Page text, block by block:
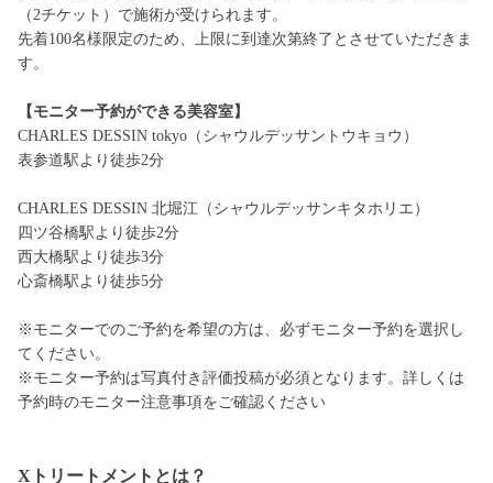
（2チケット）で施術が受けられます。
先着100名様限定のため、上限に到達次第終了とさせていただきま
す。
【モニター予約ができる美容室】
CHARLES DESSIN tokyo（シャウルデッサントウキョウ）
表参道駅より徒歩2分
CHARLES DESSIN 北堀江（シャウルデッサンキタホリエ）
四ツ谷橋駅より徒歩2分
西大橋駅より徒歩3分
心斎橋駅より徒歩5分
※モニターでのご予約を希望の方は、必ずモニター予約を選択し
てください。
※モニター予約は写真付き評価投稿が必須となります。詳しくは
予約時のモニター注意事項をご確認ください
Xトリートメントとは？